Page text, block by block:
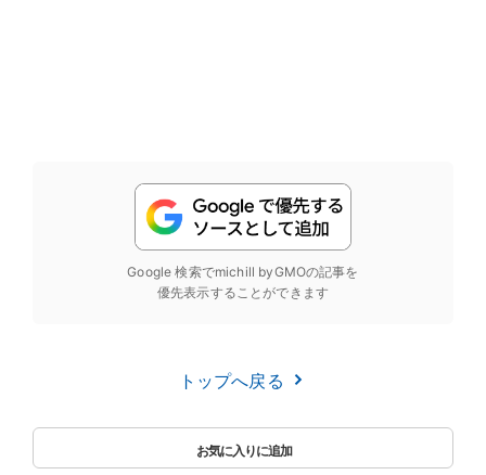
Google 検索でmichill byGMOの記事を
優先表示することができます
トップへ戻る